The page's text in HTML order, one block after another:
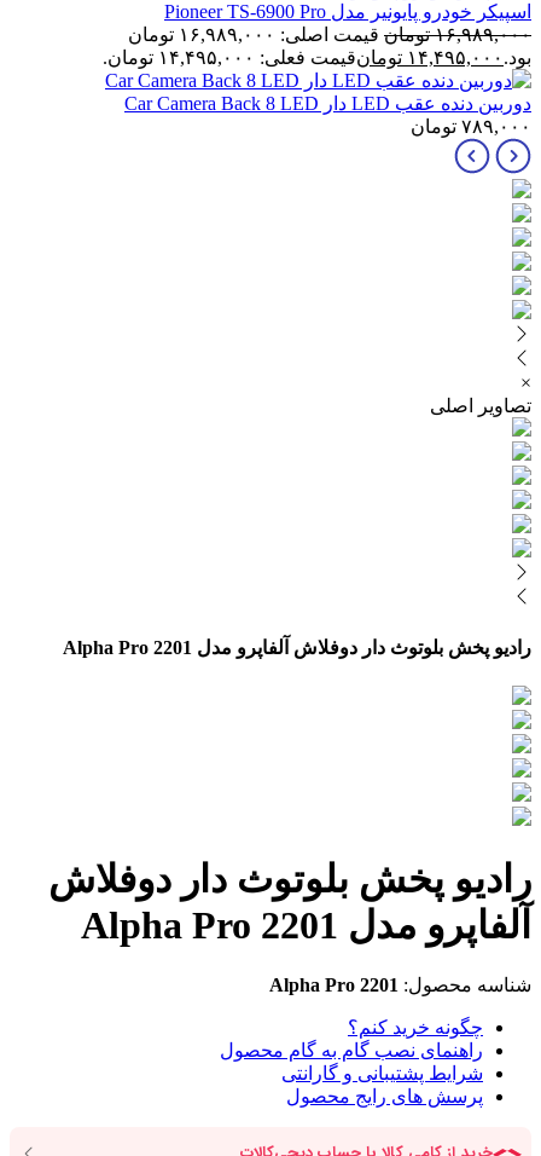
اسپیکر خودرو پایونیر مدل Pioneer TS-6900 Pro
۱۶,۹۸۹,۰۰۰ تومان
قیمت اصلی: ۱۶,۹۸۹,۰۰۰ تومان
بود. ۱۴,۴۹۵,۰۰۰ تومانقیمت فعلی: ۱۴,۴۹۵,۰۰۰ تومان.
دوربین دنده عقب LED دار Car Camera Back 8 LED
۷۸۹,۰۰۰ تومان
×
تصاویر اصلی
رادیو پخش بلوتوث دار دوفلاش آلفاپرو مدل 2201 Alpha Pro
رادیو پخش بلوتوث دار دوفلاش
آلفاپرو مدل 2201 Alpha Pro
شناسه محصول: Alpha Pro 2201
چگونه خرید کنم؟
راهنمای نصب گام به گام محصول
شرایط پشتیبانی و گارانتی
پرسش های رایج محصول